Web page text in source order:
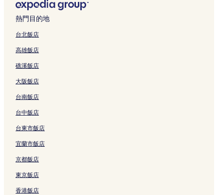
熱門目的地
台北飯店
高雄飯店
礁溪飯店
大阪飯店
台南飯店
台中飯店
台東市飯店
宜蘭市飯店
京都飯店
東京飯店
香港飯店